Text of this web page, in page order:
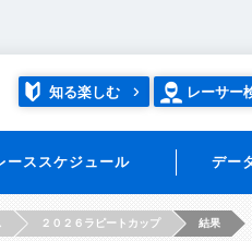
知る楽しむ レーサー
ーススケジュール デー
２０２６ラピートカップ 結果